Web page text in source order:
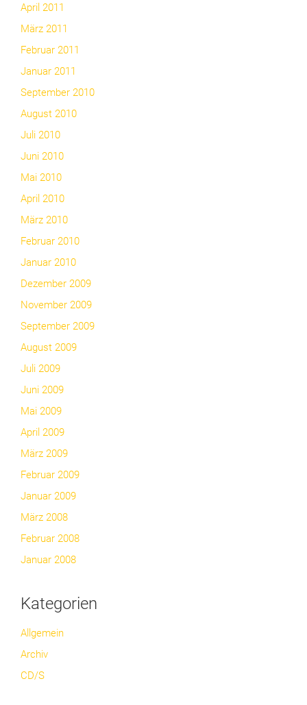
April 2011
März 2011
Februar 2011
Januar 2011
September 2010
August 2010
Juli 2010
Juni 2010
Mai 2010
April 2010
März 2010
Februar 2010
Januar 2010
Dezember 2009
November 2009
September 2009
August 2009
Juli 2009
Juni 2009
Mai 2009
April 2009
März 2009
Februar 2009
Januar 2009
März 2008
Februar 2008
Januar 2008
Kategorien
Allgemein
Archiv
CD/S